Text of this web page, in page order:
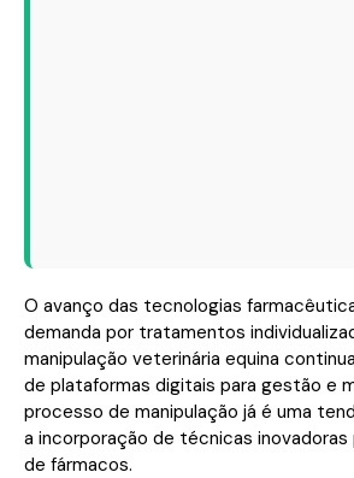
O avanço das tecnologias
demanda por tratamentos
manipulação veterinária equina
de plataformas digitais para gestão e
processo de manipulação já é uma
a incorporação de técnicas inovadoras
de fármacos.